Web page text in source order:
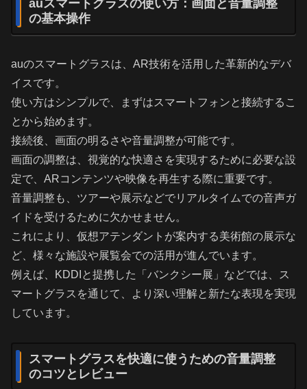
auスマートグラスの使い方：画面と音量調整
の基本操作
auのスマートグラスは、AR技術を活用した革新的なデバ
イスです。
使い方はシンプルで、まずはスマートフォンと接続するこ
とから始めます。
接続後、画面の明るさや音量調整が可能です。
画面の調整は、視覚的な快適さを実現するために必要な設
定で、ARコンテンツや映像を再生する際に重要です。
音量調整も、ツアーや展示などでリアルタイムでの音声ガ
イドを受けるために欠かせません。
これにより、仮想アテンダントが案内する美術館の展示な
ど、様々な施設や展覧会での活用が進んでいます。
例えば、KDDIと提携した「バンクシー展」などでは、ス
マートグラスを通じて、より深い理解と新たな表現を実現
しています。
スマートグラスを快適に使うための音量調整
のコツとレビュー